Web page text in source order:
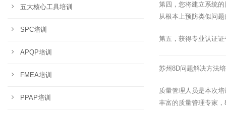
第四，您将建立系统
从根本上预防类似问
第五，获得专业认证
苏州8D问题解决方法
质量管理人员是本次
丰富的质量管理专家
五大核心工具培训
SPC培训
APQP培训
FMEA培训
PPAP培训